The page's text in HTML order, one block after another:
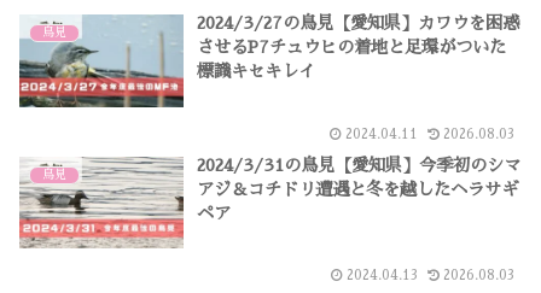
鳥見
2024/3/27の鳥見【愛知県】カワウを困惑
させるP7チュウヒの着地と足環がついた
標識キセキレイ
2024.04.11 2026.08.03
鳥見
2024/3/31の鳥見【愛知県】今季初のシマ
アジ＆コチドリ遭遇と冬を越したヘラサギ
ペア
2024.04.13 2026.08.03